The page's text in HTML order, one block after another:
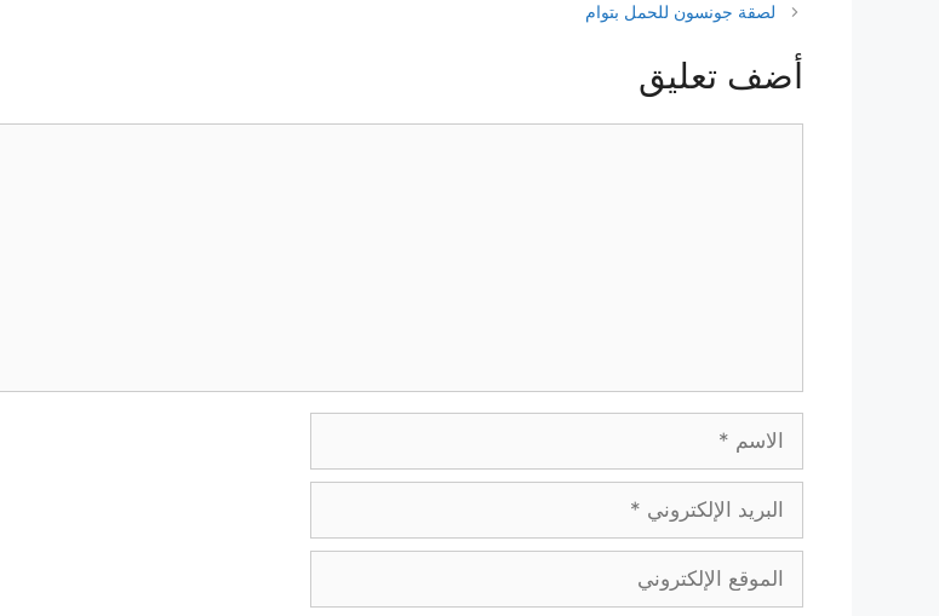
لصقة جونسون للحمل بتوام
أضف تعليق
الإلكتروني
الإلكتروني